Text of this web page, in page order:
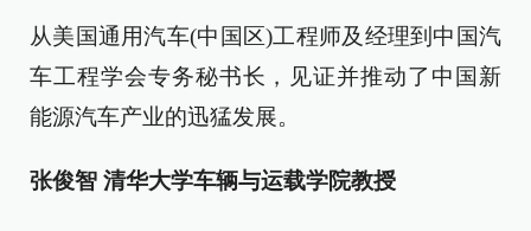
从美国通用汽车(中国区)工程师及经理到中国汽
车工程学会专务秘书长，见证并推动了中国新
能源汽车产业的迅猛发展。
张俊智 清华大学车辆与运载学院教授